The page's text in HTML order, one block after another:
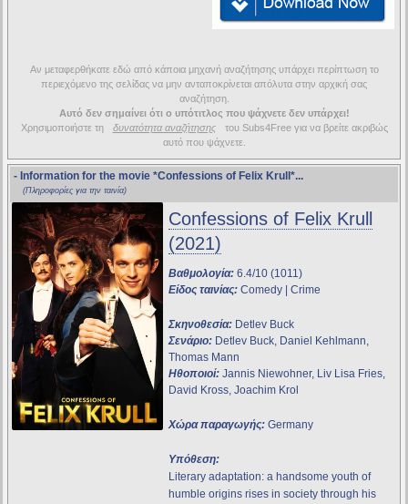
Αν μεταφερθήκατε εδώ από κάποια μηχανή αναζήτησης υπάρχει περίπτωση το
περιεχόμενο της σελίδας να μην ανταποκρίνεται απόλυτα στην αρχική σας
αναζήτηση.
Αυτό δεν σημαίνει ότι ο υπότιτλος που ψάχνετε δεν υπάρχει!
Χρησιμοποιήστε τη
δυνατότητα αναζήτησης
του Subs4Free για να βρείτε ακριβώς
αυτό που ψάχνετε.
- Information for the movie *Confessions of Felix Krull*...
(Πληροφορίες για την ταινία)
Confessions of Felix Krull
(2021)
Βαθμολογία: 6.4/10 (1011)
Είδος ταινίας: Comedy | Crime
Σκηνοθεσία: Detlev Buck
Σενάριο: Detlev Buck, Daniel Kehlmann,
Thomas Mann
Ηθοποιοί: Jannis Niewohner, Liv Lisa Fries,
David Kross, Joachim Krol
Χώρα παραγωγής: Germany
Υπόθεση:
Literary adaptation: a handsome youth of
humble origins rises in society through his